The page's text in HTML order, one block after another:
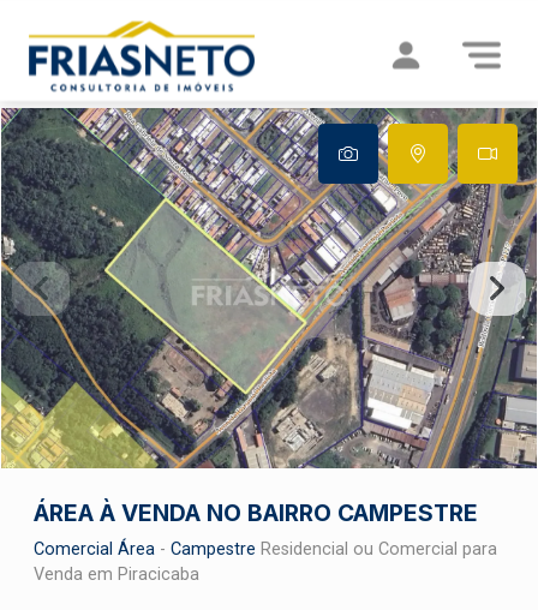
ÁREA À VENDA NO BAIRRO CAMPESTRE
Comercial Área - Campestre Residencial ou Comercial para
Venda em Piracicaba